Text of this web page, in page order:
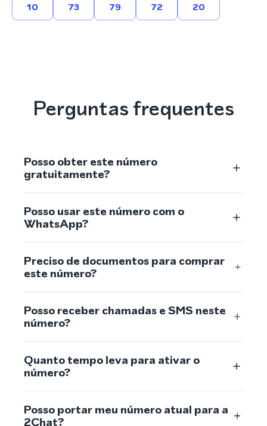
10 73 79 72 20
Perguntas frequentes
Posso obter este número
gratuitamente?
Posso usar este número com o
WhatsApp?
Preciso de documentos para comprar
este número?
Posso receber chamadas e SMS neste
número?
Quanto tempo leva para ativar o
número?
Posso portar meu número atual para a
2Chat?